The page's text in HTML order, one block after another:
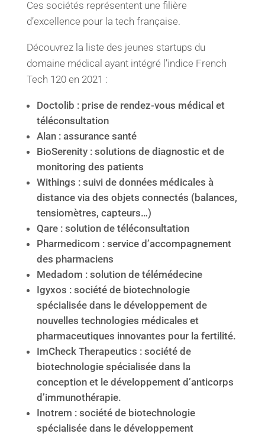
Ces sociétés représentent une filière
d’excellence pour la tech française.
Découvrez la liste des jeunes startups du
domaine médical ayant intégré l’indice French
Tech 120 en 2021 :
Doctolib : prise de rendez-vous médical et
téléconsultation
Alan : assurance santé
BioSerenity : solutions de diagnostic et de
monitoring des patients
Withings : suivi de données médicales à
distance via des objets connectés (balances,
tensiomètres, capteurs…)
Qare : solution de téléconsultation
Pharmedicom : service d’accompagnement
des pharmaciens
Medadom : solution de télémédecine
Igyxos : société de biotechnologie
spécialisée dans le développement de
nouvelles technologies médicales et
pharmaceutiques innovantes pour la fertilité.
ImCheck Therapeutics : société de
biotechnologie spécialisée dans la
conception et le développement d’anticorps
d’immunothérapie.
Inotrem : société de biotechnologie
spécialisée dans le développement